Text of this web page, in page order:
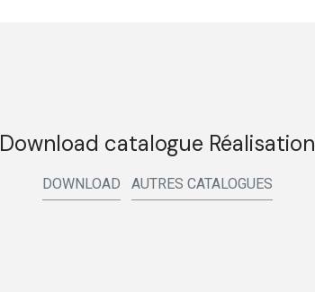
Download catalogue Réalisation
DOWNLOAD AUTRES CATALOGUES